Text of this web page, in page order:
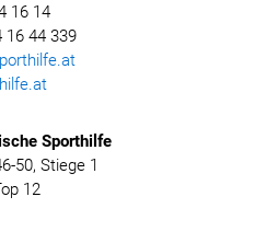
16 14
44 339
Sporthilfe
50, Stiege 1
12